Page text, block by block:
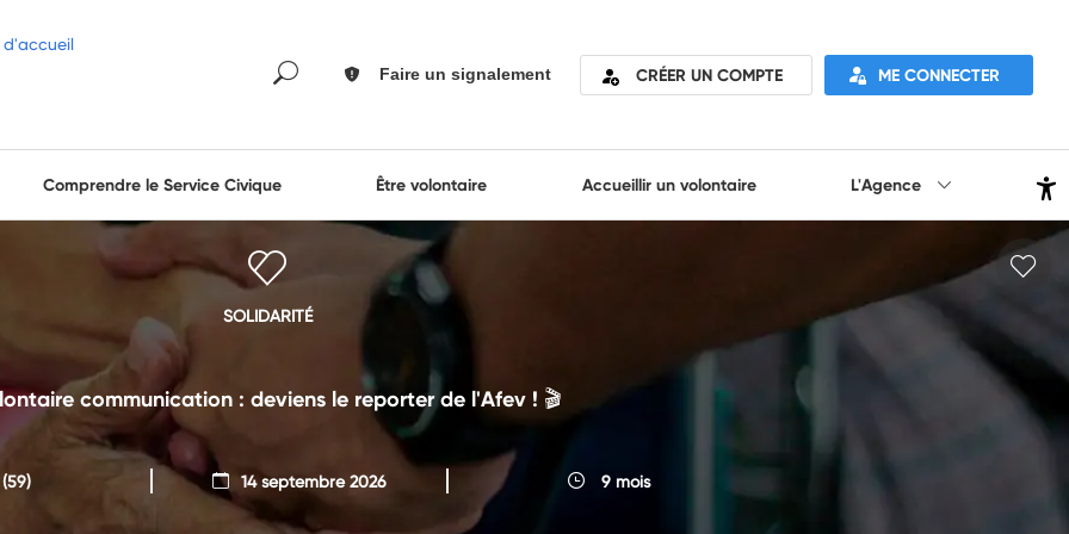
Faire un signalement CRÉER UN COMPTE ME CONNECTER
Comprendre le Service Civique Être volontaire Accueillir un volontaire L'Agence
SOLIDARITÉ
communication : deviens le reporter de l'Afev ! 🎬
14 septembre 2026 9 mois